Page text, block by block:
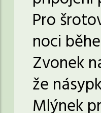
Pro
noci
Zvonek
že
Mlýnek